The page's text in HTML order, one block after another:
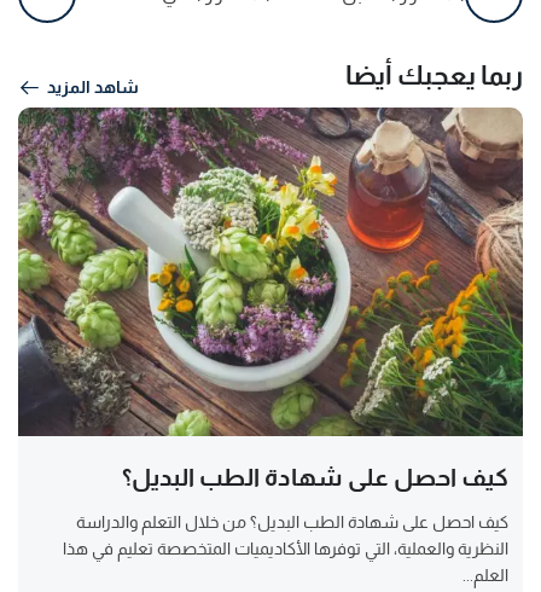
ربما يعجبك أيضا شاهد المزيد
كيف احصل على شهادة الطب البديل؟
كيف احصل على شهادة الطب البديل؟ من خلال التعلم والدراسة
النظرية والعملية، التي توفرها الأكاديميات المتخصصة تعليم في هذا
العلم...